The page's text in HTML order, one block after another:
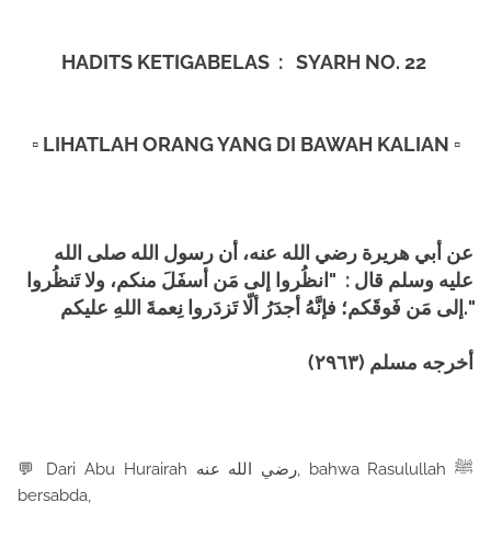
HADITS KETIGABELAS : SYARH NO. 22
▫️ LIHATLAH ORANG YANG DI BAWAH KALIAN ▫️
عن أبي هريرة رضي الله عنه، أن رسول الله صلى الله
عليه وسلم قال : "انظُروا إلى مَن أسفَلَ منكم، ولا تَنظُروا
إلى مَن فَوقَكم؛ فإنَّهُ أجدَرُ ألّا تَزدَروا نِعمةَ اللهِ عليكم."
أخرجه مسلم (٢٩٦٣)
💬 Dari Abu Hurairah رضي الله عنه, bahwa Rasulullah ﷺ
bersabda,